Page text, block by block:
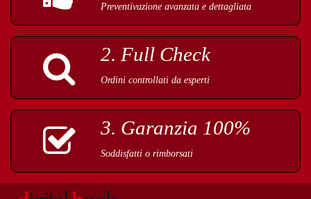
Preventivazione avanzata e dettagliata
2. Full Check
Ordini controllati da esperti
3. Garanzia 100%
Soddisfatti o rimborsati